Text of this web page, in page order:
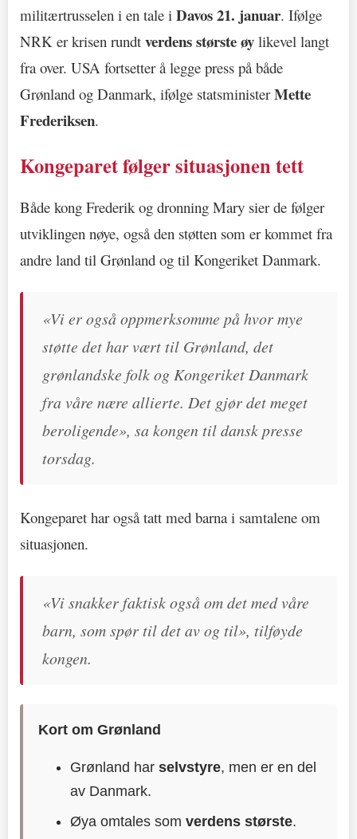
militærtrusselen i en tale i Davos 21. januar. Ifølge
NRK er krisen rundt verdens største øy likevel langt
fra over. USA fortsetter å legge press på både
Grønland og Danmark, ifølge statsministerMette
Frederiksen.
Kongeparet følger situasjonen tett
Både kong Frederik og dronning Mary sier de følger
utviklingen nøye, også den støtten som er kommet fra
andre land til Grønland og til Kongeriket Danmark.
«Vi er også oppmerksomme på hvor mye
støtte det har vært til Grønland, det
grønlandske folk og Kongeriket Danmark
fra våre nære allierte. Det gjør det meget
beroligende», sa kongen til dansk presse
torsdag.
Kongeparet har også tatt med barna i samtalene om
situasjonen.
«Vi snakker faktisk også om det med våre
barn, som spør til det av og til», tilføyde
kongen.
Kort om Grønland
Grønland harselvstyre, men er en del
av Danmark.
Øya omtales somverdens største.